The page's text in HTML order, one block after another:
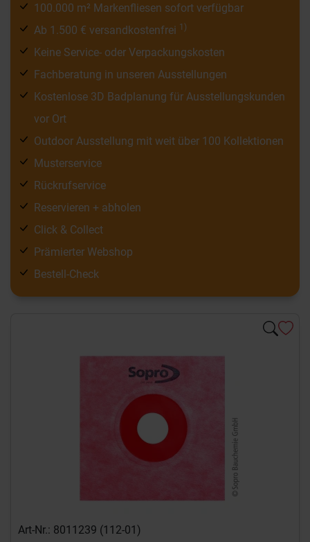
100.000 m² Markenfliesen sofort verfügbar
Ab 1.500 € versandkostenfrei 1)
Keine Service- oder Verpackungskosten
Fachberatung in unseren Ausstellungen
Kostenlose 3D Badplanung für Ausstellungskunden
vor Ort
Outdoor Ausstellung mit weit über 100 Kollektionen
Musterservice
Rückrufservice
Reservieren + abholen
Click & Collect
Prämierter Webshop
Bestell-Check
Art-Nr.: 8011239 (112-01)